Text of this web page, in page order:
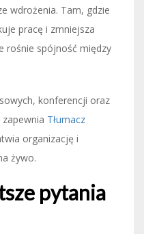
wdrożenia. Tam, gdzie
pracę i zmniejsza
rośnie spójność między
konferencji oraz
Tłumacz
organizację i
żywo.
pytania